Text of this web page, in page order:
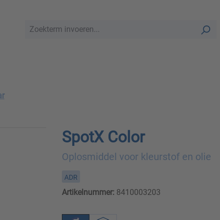
SpotX Color
Oplosmiddel voor kleurstof en olie
ADR
Artikelnummer:8410003203